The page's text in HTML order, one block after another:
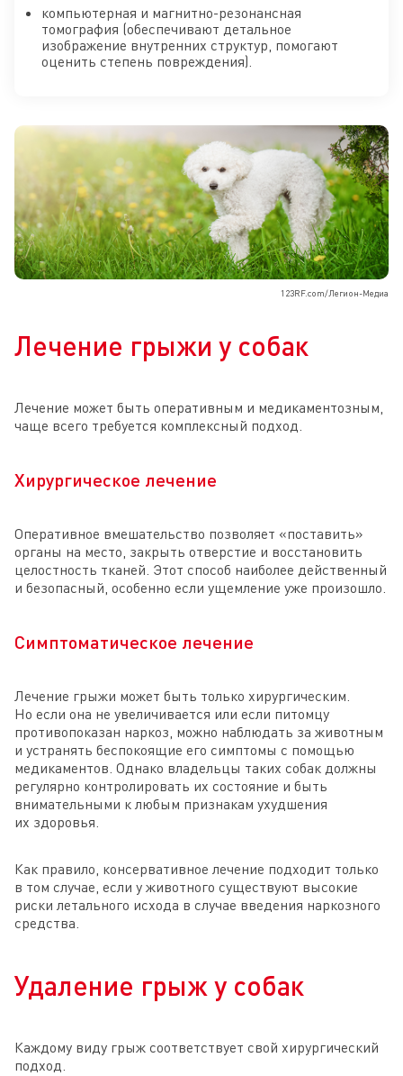
компьютерная и магнитно-резонансная
томография (обеспечивают детальное
изображение внутренних структур, помогают
оценить степень повреждения).
123RF.com/Легион-Медиа
Лечение грыжи у собак
Лечение может быть оперативным и медикаментозным,
чаще всего требуется комплексный подход.
Хирургическое лечение
Оперативное вмешательство позволяет «поставить»
органы на место, закрыть отверстие и восстановить
целостность тканей. Этот способ наиболее действенный
и безопасный, особенно если ущемление уже произошло.
Симптоматическое лечение
Лечение грыжи может быть только хирургическим.
Но если она не увеличивается или если питомцу
противопоказан наркоз, можно наблюдать за животным
и устранять беспокоящие его симптомы с помощью
медикаментов. Однако владельцы таких собак должны
регулярно контролировать их состояние и быть
внимательными к любым признакам ухудшения
их здоровья.
Как правило, консервативное лечение подходит только
в том случае, если у животного существуют высокие
риски летального исхода в случае введения наркозного
средства.
Удаление грыж у собак
Каждому виду грыж соответствует свой хирургический
подход.